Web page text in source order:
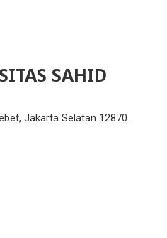
SAHID
Jakarta Selatan 12870.